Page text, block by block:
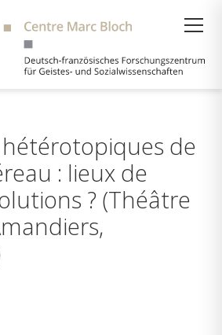
hétérotopiques de
: lieux de
? (Théâtre